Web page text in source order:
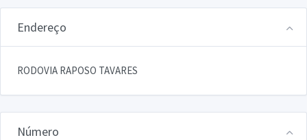
Endereço
RODOVIA RAPOSO TAVARES
Número